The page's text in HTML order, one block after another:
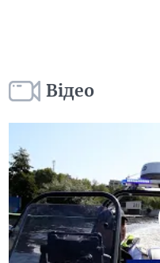
Відео